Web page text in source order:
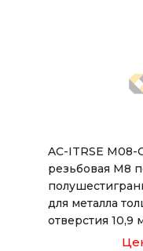
AC-ITRSE M08-
резьбовая М8
для металла
отверстия 10,9